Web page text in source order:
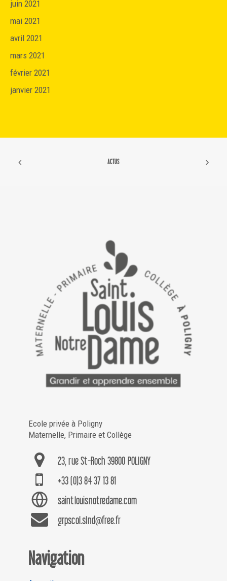
juin 2021
mai 2021
avril 2021
mars 2021
février 2021
janvier 2021
ACTUS
Ecole privée à Poligny
Maternelle, Primaire et Collège
23, rue St-Roch 39800 POLIGNY
+33 (0)3 84 37 13 81
saintlouisnotredame.com
grpscol.slnd@free.fr
Navigation